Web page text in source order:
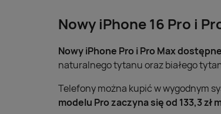
Nowy iPhone 16 Pro i
Nowy iPhone Pro i Pro Max
naturalnego tytanu oraz białego
Telefony można kupić w wygodnym
modelu Pro zaczyna się od 133,3 zł